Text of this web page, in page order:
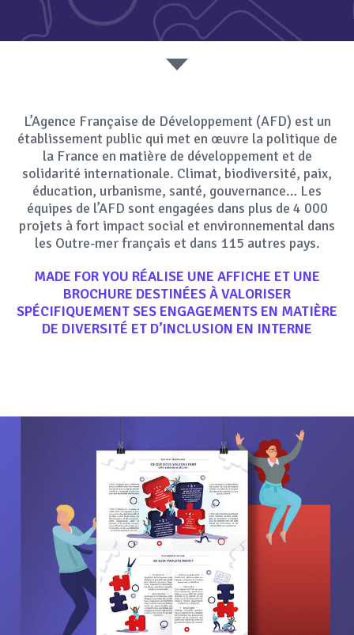
RÉSEAUX SOCIAUX
L’Agence Française de Développement (AFD) est un
établissement public qui met en œuvre la politique de
la France en matière de développement et de
solidarité internationale. Climat, biodiversité, paix,
éducation, urbanisme, santé, gouvernance… Les
équipes de l’AFD sont engagées dans plus de 4 000
projets à fort impact social et environnemental dans
les Outre-mer français et dans 115 autres pays.
MADE FOR YOU RÉALISE UNE AFFICHE ET UNE
BROCHURE DESTINÉES À VALORISER
SPÉCIFIQUEMENT SES ENGAGEMENTS EN MATIÈRE
DE DIVERSITÉ ET D’INCLUSION EN INTERNE